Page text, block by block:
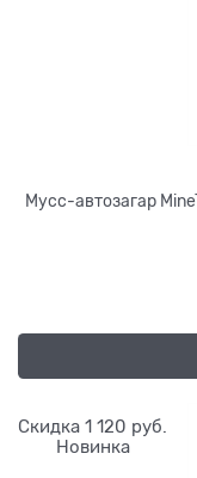
Мусс-автозагар
Скидка 1 120 руб.
Новинка